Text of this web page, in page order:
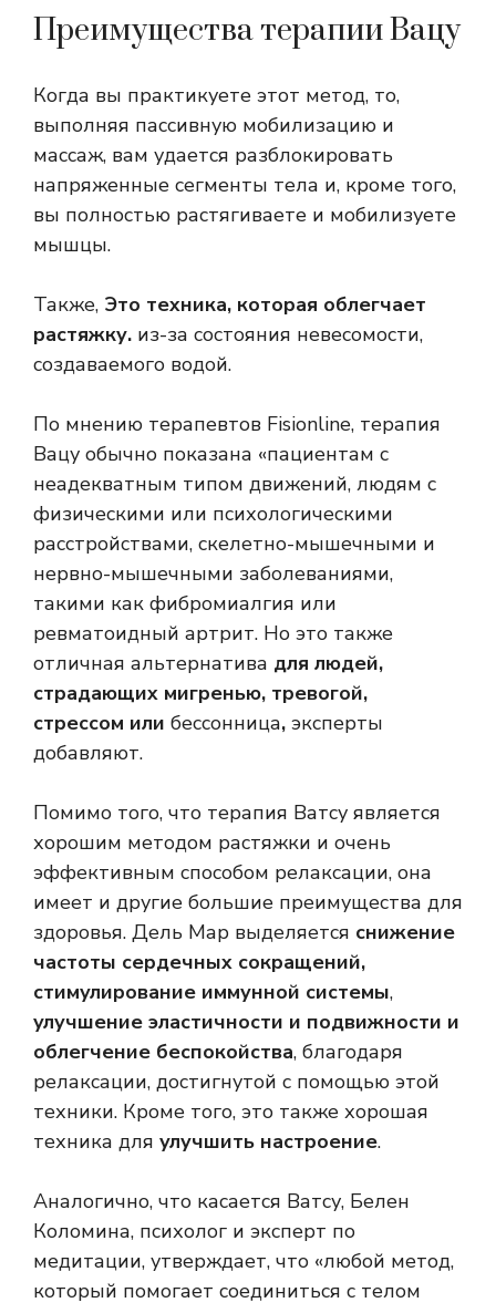
Преимущества терапии Вацу
Когда вы практикуете этот метод, то,
выполняя пассивную мобилизацию и
массаж, вам удается разблокировать
напряженные сегменты тела и, кроме того,
вы полностью растягиваете и мобилизуете
мышцы.
Также, Это техника, которая облегчает
растяжку. из-за состояния невесомости,
создаваемого водой.
По мнению терапевтов Fisionline, терапия
Вацу обычно показана «пациентам с
неадекватным типом движений, людям с
физическими или психологическими
расстройствами, скелетно-мышечными и
нервно-мышечными заболеваниями,
такими как фибромиалгия или
ревматоидный артрит. Но это также
отличная альтернатива для людей,
страдающих мигренью, тревогой,
стрессом или бессонница, эксперты
добавляют.
Помимо того, что терапия Ватсу является
хорошим методом растяжки и очень
эффективным способом релаксации, она
имеет и другие большие преимущества для
здоровья. Дель Мар выделяется снижение
частоты сердечных сокращений,
стимулирование иммунной системы,
улучшение эластичности и подвижности и
облегчение беспокойства, благодаря
релаксации, достигнутой с помощью этой
техники. Кроме того, это также хорошая
техника для улучшить настроение.
Аналогично, что касается Ватсу, Белен
Коломина, психолог и эксперт по
медитации, утверждает, что «любой метод,
который помогает соединиться с телом